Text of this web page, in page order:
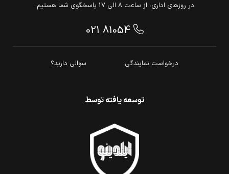
در روزهای اداری، از ساعت 8 الی 17 پاسخگوی شما هستیم.
021 81054
درخواست نمایندگی سوالی دارید؟
توسعه یافته توسط